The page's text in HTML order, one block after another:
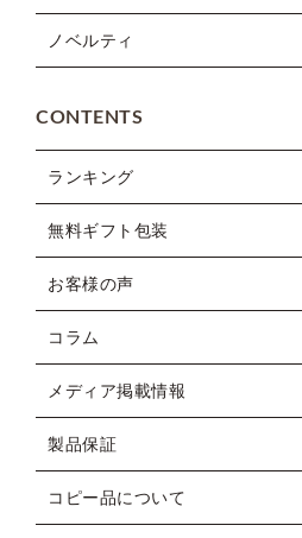
ノベルティ
CONTENTS
ランキング
無料ギフト包装
お客様の声
コラム
メディア掲載情報
製品保証
コピー品について